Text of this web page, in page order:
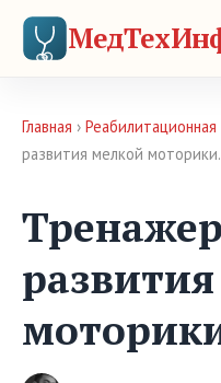
Главная ›
развития мелкой